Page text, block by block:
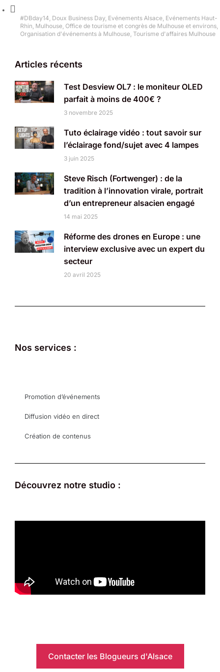
#DBday14, Doux Business Day, Evénements Alsace, Evénements Haut-
Rhin, Mulhouse, Office de tourisme et congrès de Mulhouse et environs,
Organisation d'événements à Mulhouse, Tourisme d'affaires Mulhouse
Articles récents
Test Desview OL7 : le moniteur OLED
parfait à moins de 400€ ?
3 novembre 2025
Tuto éclairage vidéo : tout savoir sur
l’éclairage fond/sujet avec 4 lampes
3 juin 2025
Steve Risch (Fortwenger) : de la
tradition à l’innovation virale, portrait
d’un entrepreneur alsacien engagé
14 mai 2025
Réforme des drones en Europe : une
interview exclusive avec un expert du
secteur
20 avril 2025
Nos services :
Promotion d’événements
Diffusion vidéo en direct
Création de contenus
Découvrez notre studio :
Contacter les Blogueurs d'Alsace